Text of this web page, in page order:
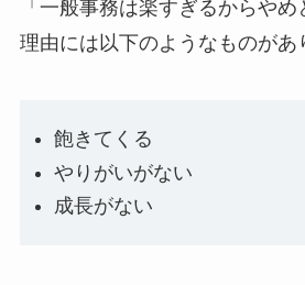
「一般事務は楽すぎるからや
理由には以下のようなものがあ
飽きてくる
やりがいがない
成長がない